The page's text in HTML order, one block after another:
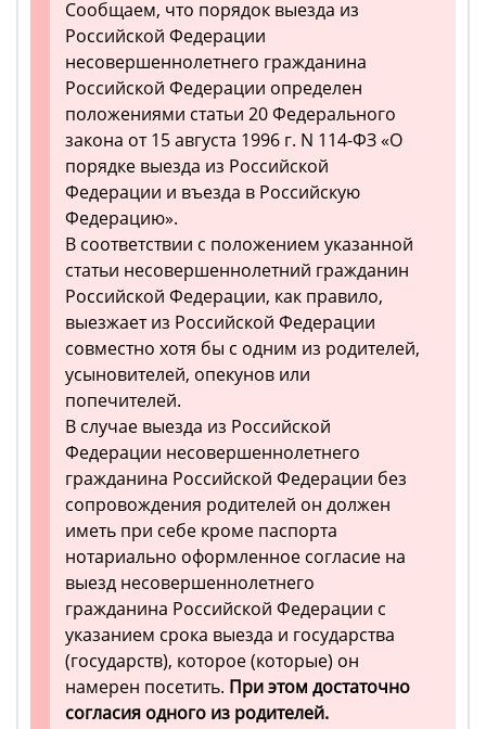
Сообщаем, что порядок выезда из
Российской Федерации
несовершеннолетнего гражданина
Российской Федерации определен
положениями статьи 20 Федерального
закона от 15 августа 1996 г. N 114-ФЗ «О
порядке выезда из Российской
Федерации и въезда в Российскую
Федерацию».
В соответствии с положением указанной
статьи несовершеннолетний гражданин
Российской Федерации, как правило,
выезжает из Российской Федерации
совместно хотя бы с одним из родителей,
усыновителей, опекунов или
попечителей.
В случае выезда из Российской
Федерации несовершеннолетнего
гражданина Российской Федерации без
сопровождения родителей он должен
иметь при себе кроме паспорта
нотариально оформленное согласие на
выезд несовершеннолетнего
гражданина Российской Федерации с
указанием срока выезда и государства
(государств), которое (которые) он
намерен посетить. При этом достаточно
согласия одного из родителей.